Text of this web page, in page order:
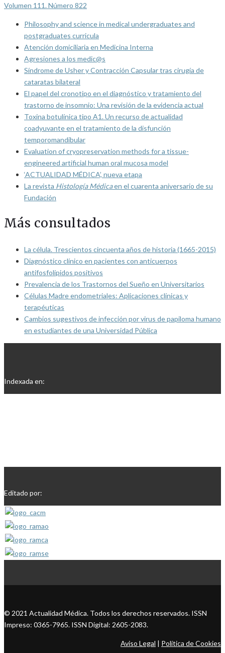
Volumen 111. Número 822
Philosophy and science in medical undergraduates and
postgraduates curricula
Atención domiciliaria en Medicina Interna
Agresiones a los medic@s
Síndrome de Usher y Contracción Capsular tras cirugía de
cataratas bilateral
El papel del cronotipo en el diagnóstico y tratamiento del
trastorno de insomnio: Una revisión de la evidencia actual
Toxina botulínica tipo A1. Un recurso de actualidad
coadyuvante en el tratamiento de la disfunción
temporomandibular
Evaluation of cryopreservation methods for a tissue-
engineered artificial human oral mucosa model
‘ACTUALIDAD MÉDICA’, nueva etapa
La revista Histología Médicaen el cuarenta aniversario de su
Fundación
Más consultados
La célula. Trescientos cincuenta años de historia (1665-2015)
Diagnóstico clínico en pacientes con anticuerpos
antifosfolípidos positivos
Prevalencia de los Trastornos del Sueño en Universitarios
Células Madre endometriales: Aplicaciones clínicas y
terapéuticas
Cambios sugestivos de infección por virus de papiloma humano
en estudiantes de una Universidad Pública
Indexada en:
Editado por:
© 2021 Actualidad Médica. Todos los derechos reservados. ISSN
Impreso: 0365-7965. ISSN Digital: 2605-2083.
Aviso Legal | Política de Cookies